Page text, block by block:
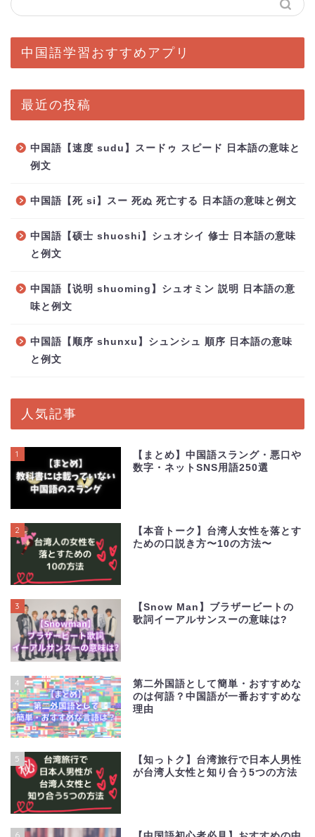
中国語学習おすすめアプリ
最近の投稿
中国語【速度 sudu】スードゥ スピード 日本語の意味と
例文
中国語【死 si】スー 死ぬ 死亡する 日本語の意味と例文
中国語【硕士 shuoshi】シュオシイ 修士 日本語の意味
と例文
中国語【说明 shuoming】シュオミン 説明 日本語の意
味と例文
中国語【顺序 shunxu】シュンシュ 順序 日本語の意味
と例文
人気記事
1
【まとめ】中国語スラング・悪口や
数字・ネットSNS用語250選
2
【本音トーク】台湾人女性を落とす
ための口説き方〜10の方法〜
3
【Snow Man】ブラザービートの
歌詞イーアルサンスーの意味は?
4
第二外国語として簡単・おすすめな
のは何語？中国語が一番おすすめな
理由
5
【知っトク】台湾旅行で日本人男性
が台湾人女性と知り合う5つの方法
6